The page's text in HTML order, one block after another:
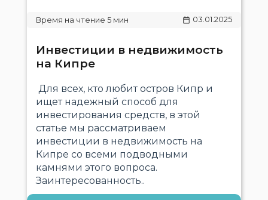
03.01.2025
Инвестиции в недвижимость
на Кипре
Для всех, кто любит остров Кипр и
ищет надежный способ для
инвестирования средств, в этой
статье мы рассматриваем
инвестиции в недвижимость на
Кипре со всеми подводными
камнями этого вопроса.
Заинтересованность..